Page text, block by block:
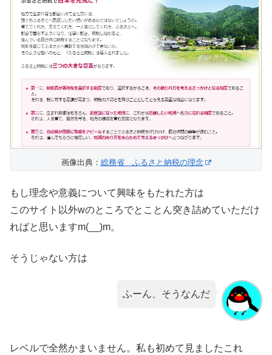
画像出典： 総務省 ふるさと納税の理念
もし理念や意義について興味をもたれた方は
このサイト以外wのところでとことん突き詰めていただけ
ればと思いますm(__)m。
そうじゃない方は
ふーん、そうなんだ
レベルで全然かまいません。私も初めて見ましたこれ